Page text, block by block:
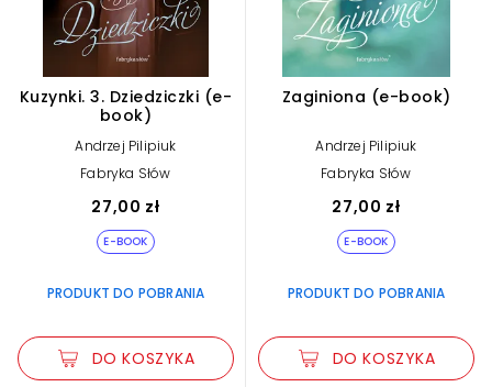
Kuzynki. 3. Dziedziczki (e-
book)
Andrzej Pilipiuk
Fabryka Słów
27,00 zł
E-BOOK
PRODUKT DO POBRANIA
DO KOSZYKA
Zaginiona (e-book)
Andrzej Pilipiuk
Fabryka Słów
27,00 zł
E-BOOK
PRODUKT DO POBRANIA
DO KOSZYKA